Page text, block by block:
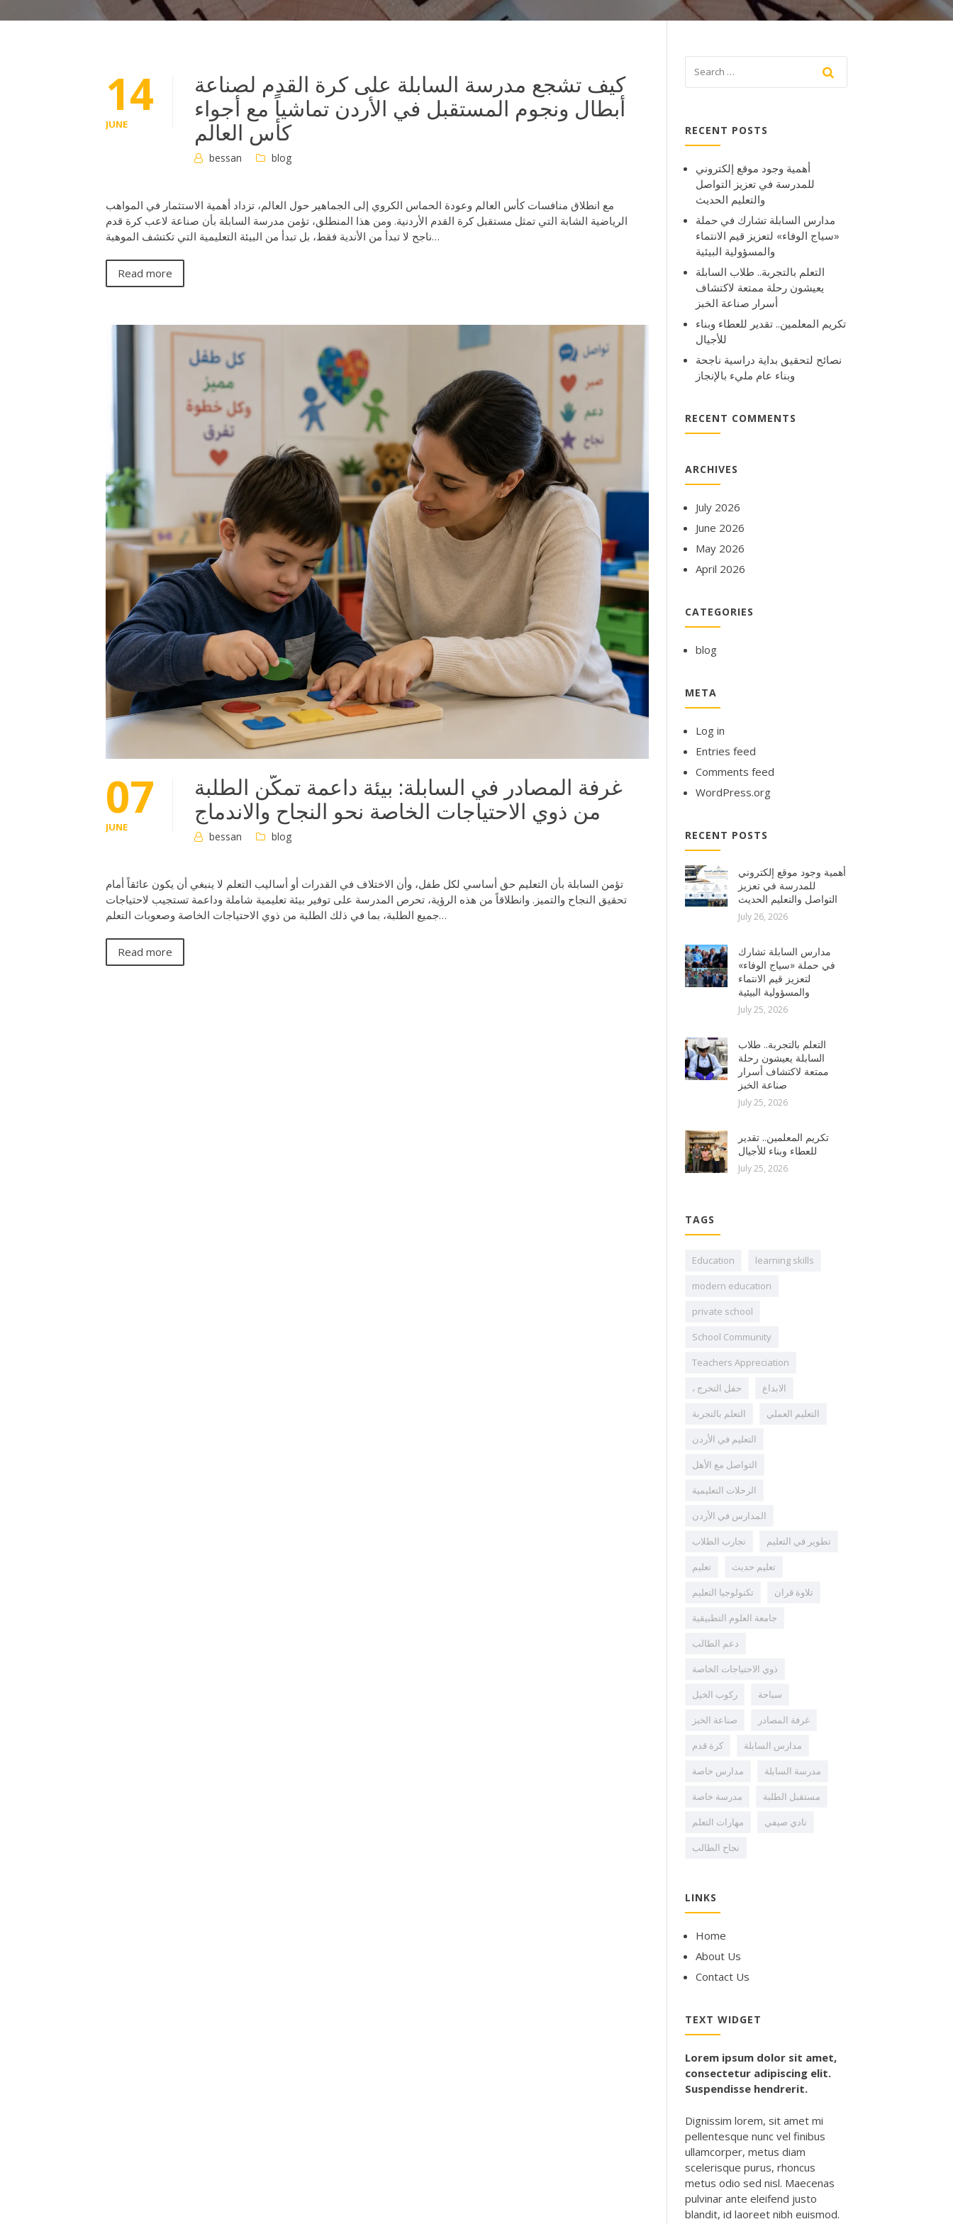
14
JUNE
كيف تشجع مدرسة السابلة على كرة القدم لصناعة
أبطال ونجوم المستقبل في الأردن تماشياً مع أجواء
كأس العالم
bessan blog
مع انطلاق منافسات كأس العالم وعودة الحماس الكروي إلى الجماهير حول العالم، تزداد أهمية الاستثمار في المواهب
الرياضية الشابة التي تمثل مستقبل كرة القدم الأردنية. ومن هذا المنطلق، تؤمن مدرسة السابلة بأن صناعة لاعب كرة قدم
ناجح لا تبدأ من الأندية فقط، بل تبدأ من البيئة التعليمية التي تكتشف الموهبة…
Read more
07
JUNE
غرفة المصادر في السابلة: بيئة داعمة تمكّن الطلبة
من ذوي الاحتياجات الخاصة نحو النجاح والاندماج
bessan blog
تؤمن السابلة بأن التعليم حق أساسي لكل طفل، وأن الاختلاف في القدرات أو أساليب التعلم لا ينبغي أن يكون عائقاً أمام
تحقيق النجاح والتميز. وانطلاقاً من هذه الرؤية، تحرص المدرسة على توفير بيئة تعليمية شاملة وداعمة تستجيب لاحتياجات
جميع الطلبة، بما في ذلك الطلبة من ذوي الاحتياجات الخاصة وصعوبات التعلم…
Read more
RECENT POSTS
أهمية وجود موقع إلكتروني
للمدرسة في تعزيز التواصل
والتعليم الحديث
مدارس السابلة تشارك في حملة
«سياج الوفاء» لتعزيز قيم الانتماء
والمسؤولية البيئية
التعلم بالتجربة.. طلاب السابلة
يعيشون رحلة ممتعة لاكتشاف
أسرار صناعة الخبز
تكريم المعلمين.. تقدير للعطاء وبناء
للأجيال
نصائح لتحقيق بداية دراسية ناجحة
وبناء عام مليء بالإنجاز
RECENT COMMENTS
ARCHIVES
July 2026
June 2026
May 2026
April 2026
CATEGORIES
blog
META
Log in
Entries feed
Comments feed
WordPress.org
RECENT POSTS
أهمية وجود موقع إلكتروني
للمدرسة في تعزيز
التواصل والتعليم الحديث
July 26, 2026
مدارس السابلة تشارك
في حملة «سياج الوفاء»
لتعزيز قيم الانتماء
والمسؤولية البيئية
July 25, 2026
التعلم بالتجربة.. طلاب
السابلة يعيشون رحلة
ممتعة لاكتشاف أسرار
صناعة الخبز
July 25, 2026
تكريم المعلمين.. تقدير
للعطاء وبناء للأجيال
July 25, 2026
TAGS
Education
learning skills
modern education
private school
School Community
Teachers Appreciation
، حفل التخرج
الابداع
التعلم بالتجربة
التعليم العملي
التعليم في الأردن
التواصل مع الأهل
الرحلات التعليمية
المدارس في الأردن
تجارب الطلاب
تطوير في التعليم
تعليم
تعليم حديث
تكنولوجيا التعليم
تلاوة قران
جامعة العلوم التطبيقية
دعم الطالب
ذوي الاحتياجات الخاصة
ركوب الخيل
سباحة
صناعة الخبز
غرفة المصادر
كرة قدم
مدارس السابلة
مدارس خاصة
مدرسة السابلة
مدرسة خاصة
مستقبل الطلبة
مهارات التعلم
نادي صيفي
نجاح الطالب
LINKS
Home
About Us
Contact Us
TEXT WIDGET
Lorem ipsum dolor sit amet,
consectetur adipiscing elit.
Suspendisse hendrerit.
Dignissim lorem, sit amet mi
pellentesque nunc vel finibus
ullamcorper, metus diam
scelerisque purus, rhoncus
metus odio sed nisl. Maecenas
pulvinar ante eleifend justo
blandit, id laoreet nibh euismod.